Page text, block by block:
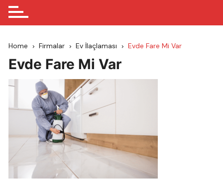
Home Firmalar Ev İlaçlaması Evde Fare Mi Var
Evde Fare Mi Var